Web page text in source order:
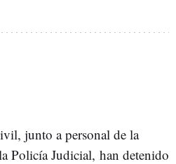
junto a personal de la
Policía Judicial, han detenido